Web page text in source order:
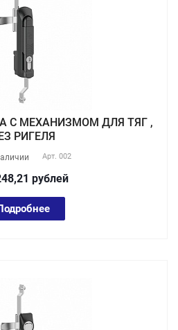
С МЕХАНИЗМОМ ДЛЯ ТЯГ ,
РИГЕЛЯ
Арт. 002
рублей